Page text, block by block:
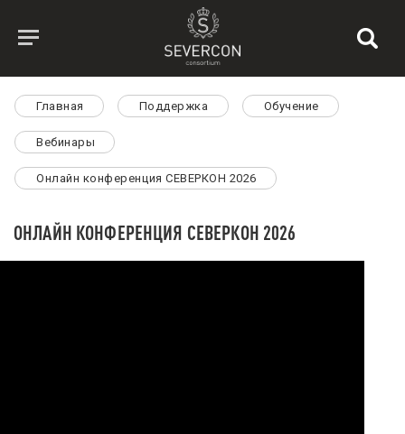
Главная Поддержка Обучение
Вебинары
Онлайн конференция СЕВЕРКОН 2026
ОНЛАЙН КОНФЕРЕНЦИЯ СЕВЕРКОН 2026